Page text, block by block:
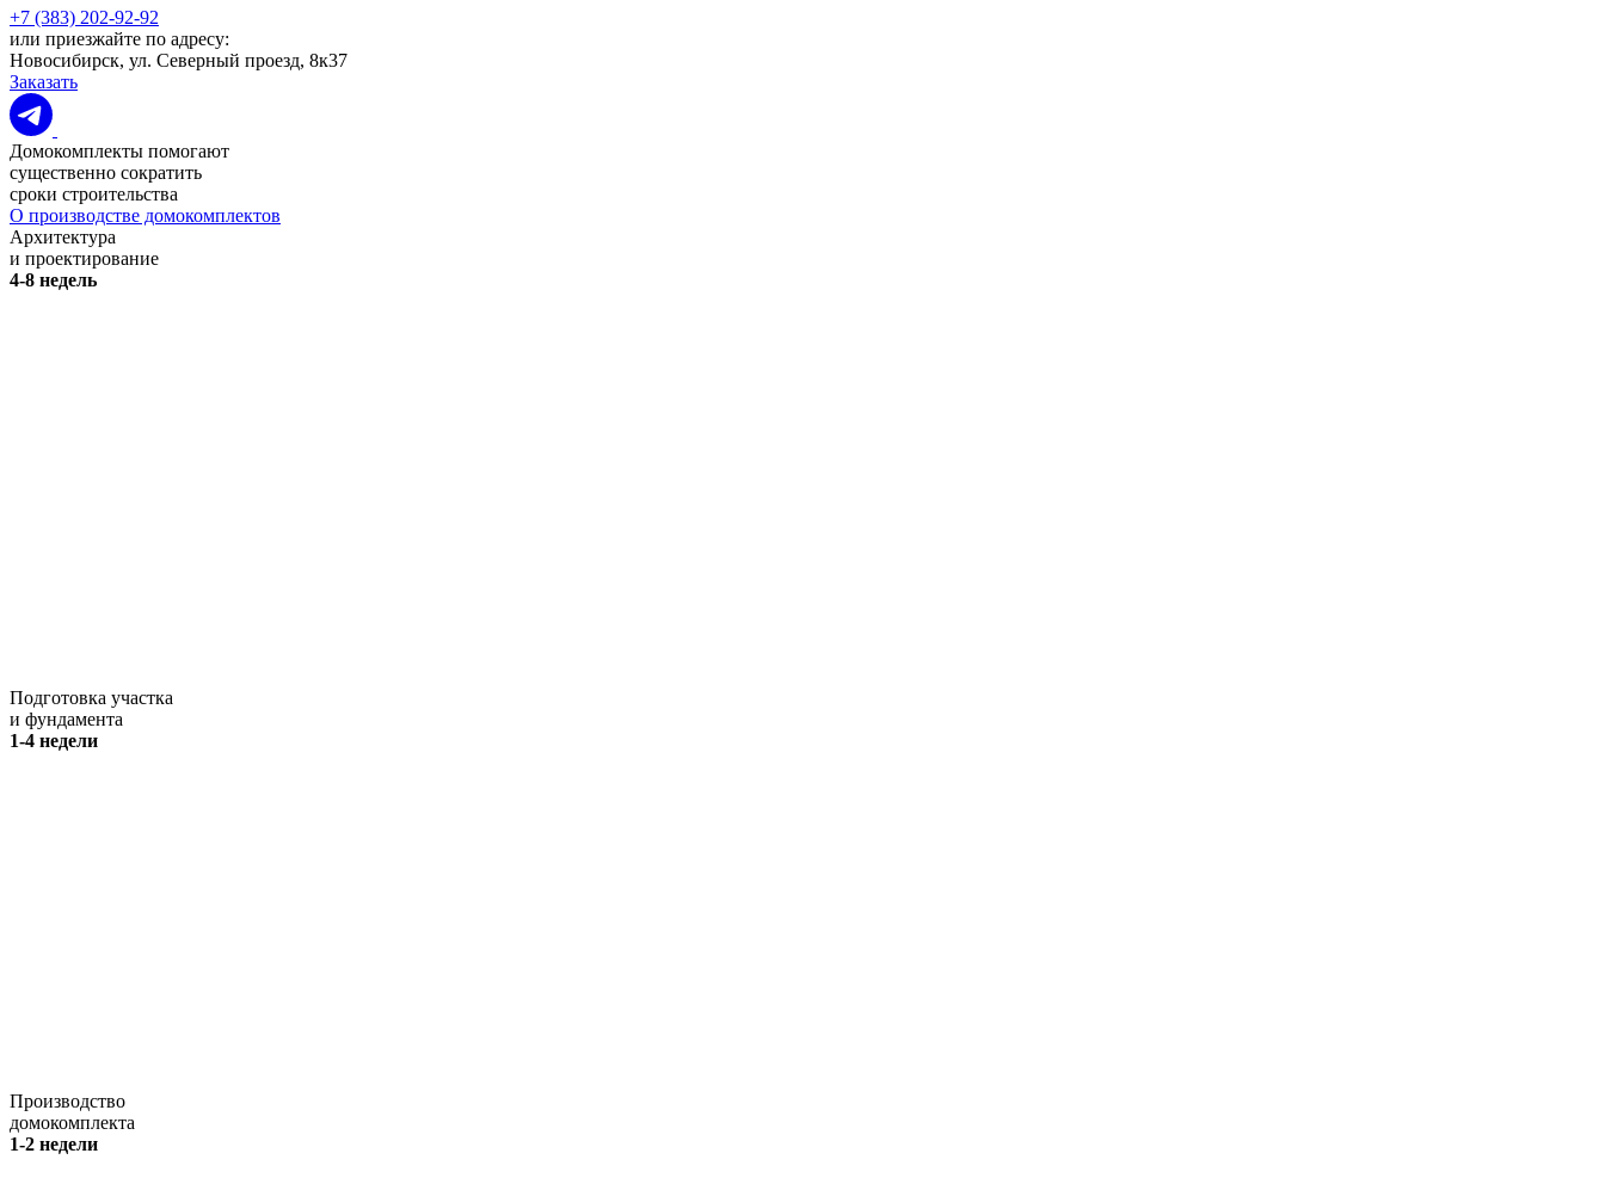
+7 (383) 202-92-92
или приезжайте по адресу:
Новосибирск, ул. Северный проезд, 8к37
Заказать
Домокомплекты помогают
существенно сократить
сроки строительства
О производстве домокомплектов
Архитектура
и проектирование
4-8 недель
Подготовка участка
и фундамента
1-4 недели
Производство
домокомплекта
1-2 недели